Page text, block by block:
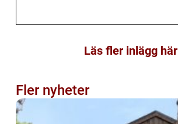
Läs fler inlägg här
Fler nyheter